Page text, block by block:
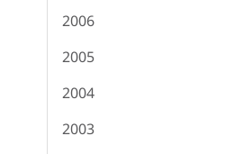
2006
2005
2004
2003